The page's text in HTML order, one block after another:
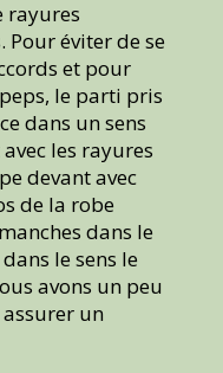
rayures
éviter de se
et pour
le parti pris
dans un sens
les rayures
devant avec
de la robe
dans le
le sens le
avons un peu
un